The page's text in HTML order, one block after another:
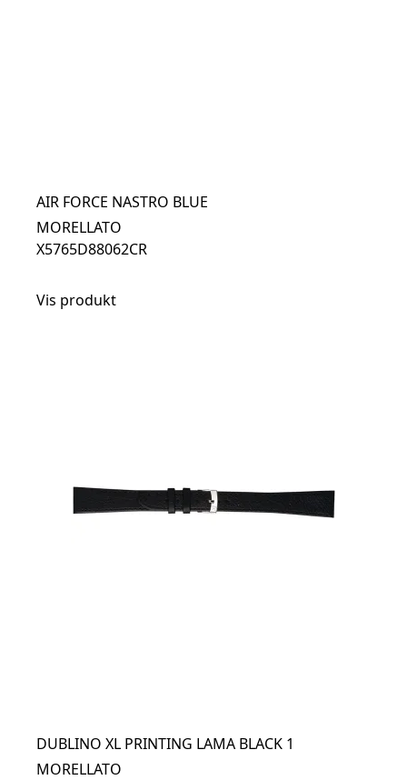
AIR FORCE NASTRO BLUE
MORELLATO
X5765D88062CR
Vis produkt
DUBLINO XL PRINTING LAMA BLACK 1
MORELLATO